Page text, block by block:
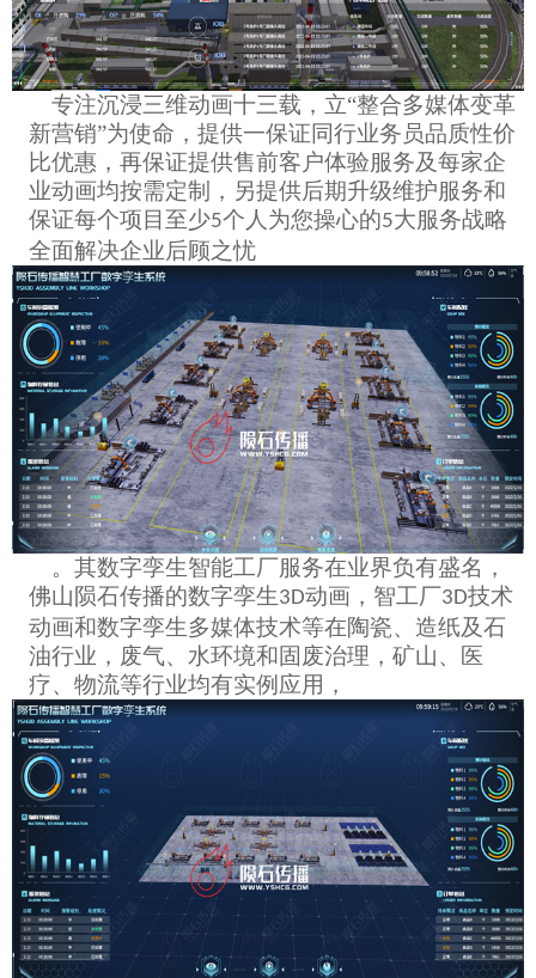
专注沉浸三维动画十三载，立“整合多媒体变革
新营销”为使命，提供一保证同行业务员品质性价
比优惠，再保证提供售前客户体验服务及每家企
业动画均按需定制，另提供后期升级维护服务和
保证每个项目至少5个人为您操心的5大服务战略
全面解决企业后顾之忧
。其数字孪生智能工厂服务在业界负有盛名，
佛山陨石传播的数字孪生3D动画，智工厂3D技术
动画和数字孪生多媒体技术等在陶瓷、造纸及石
油行业，废气、水环境和固废治理，矿山、医
疗、物流等行业均有实例应用，